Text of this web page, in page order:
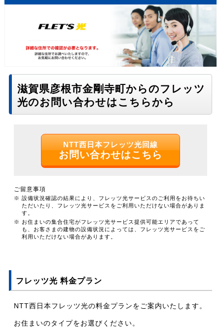
滋賀県彦根市金剛寺町からのフレッツ
光のお問い合わせはこちらから
NTT西日本フレッツ光回線
お問い合わせはこちら
ご留意事項
※ 設備状況確認の結果により、フレッツ光サービスのご利用をお待ちい
ただいたり、フレッツ光サービスをご利用いただけない場合がありま
す。
※ お住まいの集合住宅がフレッツ光サービス提供可能エリアであって
も、お客さまの建物の設備状況によっては、フレッツ光サービスをご
利用いただけない場合があります。
フレッツ光 料金プラン
NTT西日本フレッツ光の料金プランをご案内いたします。
お住まいのタイプをお選びください。